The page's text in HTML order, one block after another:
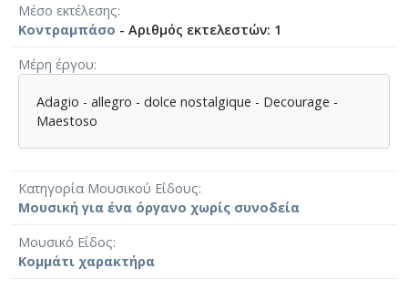
Μέσο εκτέλεσης
Κοντραμπάσο - Αριθμός εκτελεστών: 1
Μέρη έργου
Adagio - allegro - dolce nostalgique - Decourage -
Maestoso
Κατηγορία Μουσικού Είδους
Μουσική για ένα όργανο χωρίς συνοδεία
Μουσικό Είδος
Κομμάτι χαρακτήρα